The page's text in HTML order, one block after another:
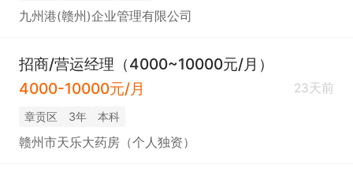
九州港(赣州)企业管理有限公司
招商/营运经理（4000~10000元/月）
4000-10000元/月
23天前
章贡区 3年 本科
赣州市天乐大药房（个人独资）